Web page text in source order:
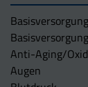
Anti-Aging/
Augen